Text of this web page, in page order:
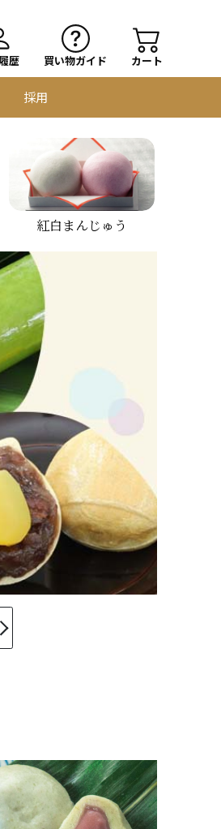
歴 買い物ガイド カート
採用
紅白まんじゅう